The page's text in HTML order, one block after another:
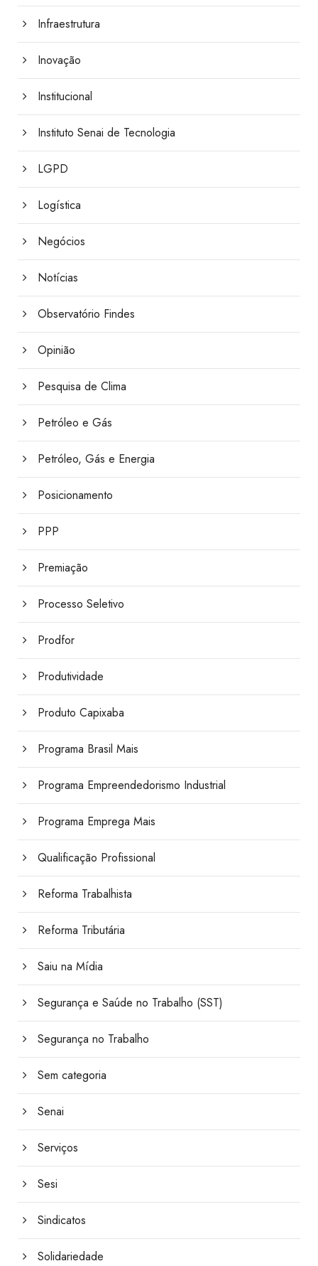
Infraestrutura
Inovação
Institucional
Instituto Senai de Tecnologia
LGPD
Logística
Negócios
Notícias
Observatório Findes
Opinião
Pesquisa de Clima
Petróleo e Gás
Petróleo, Gás e Energia
Posicionamento
PPP
Premiação
Processo Seletivo
Prodfor
Produtividade
Produto Capixaba
Programa Brasil Mais
Programa Empreendedorismo Industrial
Programa Emprega Mais
Qualificação Profissional
Reforma Trabalhista
Reforma Tributária
Saiu na Mídia
Segurança e Saúde no Trabalho (SST)
Segurança no Trabalho
Sem categoria
Senai
Serviços
Sesi
Sindicatos
Solidariedade